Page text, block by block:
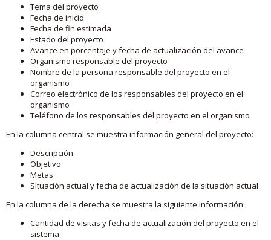
Tema del proyecto
Fecha de inicio
Fecha de fin estimada
Estado del proyecto
Avance en porcentaje y fecha de actualización del avance
Organismo responsable del proyecto
Nombre de la persona responsable del proyecto en el
organismo
Correo electrónico de los responsables del proyecto en el
organismo
Teléfono de los responsables del proyecto en el organismo
En la columna central se muestra información general del proyecto:
Descripción
Objetivo
Metas
Situación actual y fecha de actualización de la situación actual
En la columna de la derecha se muestra la siguiente información:
Cantidad de visitas y fecha de actualización del proyecto en el
sistema